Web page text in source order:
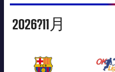
11月
2026?11月
7,016